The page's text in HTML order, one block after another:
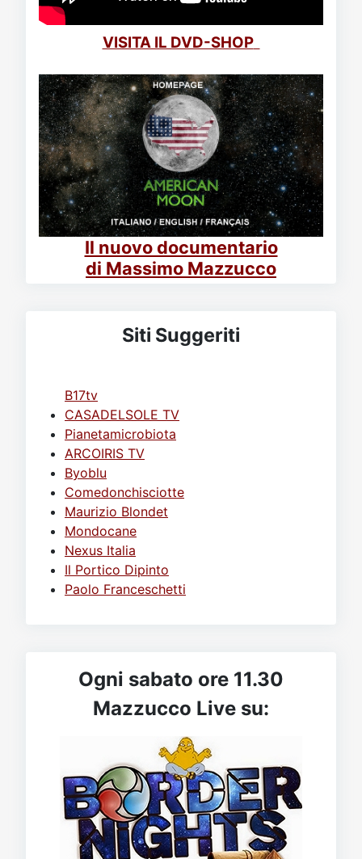
VISITA IL DVD-SHOP
Il nuovo documentario
di Massimo Mazzucco
Siti Suggeriti
B17tv
CASADELSOLE TV
Pianetamicrobiota
ARCOIRIS TV
Byoblu
Comedonchisciotte
Maurizio Blondet
Mondocane
Nexus Italia
Il Portico Dipinto
Paolo Franceschetti
Ogni sabato ore 11.30
Mazzucco Live su: